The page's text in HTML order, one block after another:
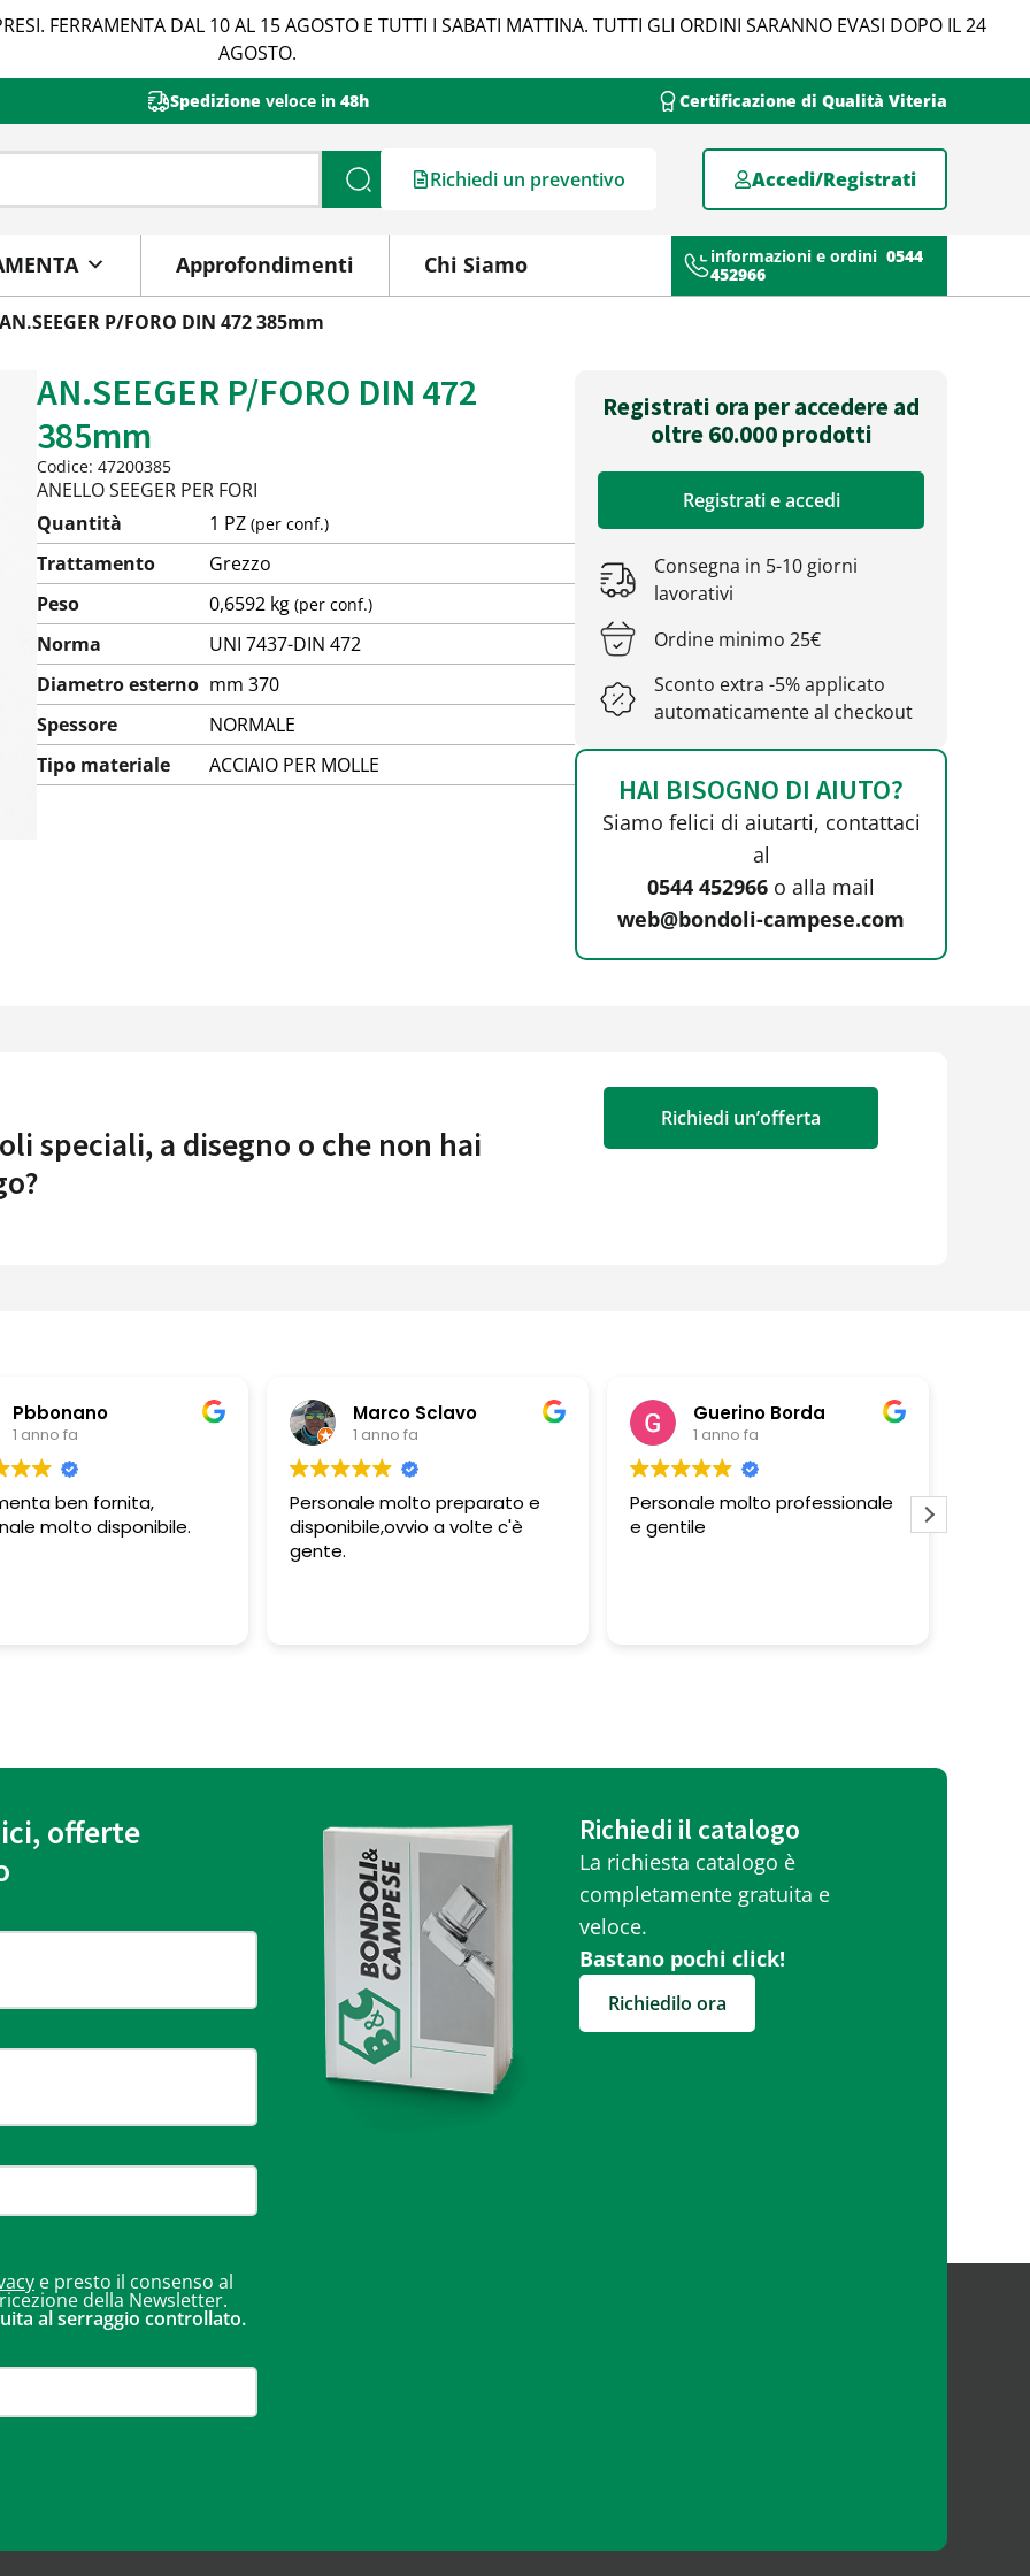
FERRAMENTA DAL 10 AL 15 AGOSTO E TUTTI I SABATI MATTINA. TUTTI GLI ORDINI SARANNO EVASI DOPO IL 24
AGOSTO.
Spedizione veloce in 48h Certificazione di Qualità Viteria
Cerca Richiedi un preventivo Accedi/Registrati
Approfondimenti Chi Siamo informazioni e ordini 0544
452966
P/FORO DIN 472 385mm
AN.SEEGER P/FORO DIN 472
385mm
Codice: 47200385
ANELLO SEEGER PER FORI
Quantità
1 PZ (per conf.)
Trattamento
Grezzo
Peso
0,6592 kg (per conf.)
Norma
UNI 7437-DIN 472
Diametro esterno mm 370
Spessore
NORMALE
Tipo materiale
ACCIAIO PER MOLLE
Registrati ora per accedere ad
oltre 60.000 prodotti
Registrati e accedi
Consegna in 5-10 giorni
lavorativi
Ordine minimo 25€
Sconto extra -5% applicato
automaticamente al checkout
HAI BISOGNO DI AIUTO?
Siamo felici di aiutarti, contattaci
al
0544 452966 o alla mail
web@bondoli-campese.com
speciali, a disegno o che non hai
Richiedi un’offerta
Pbbonano
1 anno fa
ben fornita,
molto disponibile.
Marco Sclavo
1 anno fa
Personale molto preparato e
disponibile,ovvio a volte c'è
gente.
Guerino Borda
1 anno fa
Personale molto professionale
e gentile
offerte
e presto il consenso al
della Newsletter.
al serraggio controllato.
Richiedi il catalogo
La richiesta catalogo è
completamente gratuita e
veloce.
Bastano pochi click!
Richiedilo ora